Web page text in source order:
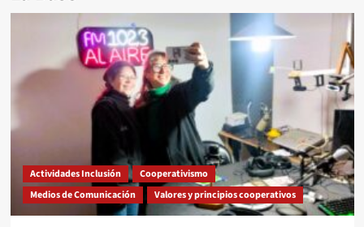
Actividades Inclusión
Cooperativismo
Medios de Comunicación
Valores y principios cooperativos